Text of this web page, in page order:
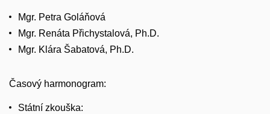
Mgr. Petra Goláňová
Mgr. Renáta Přichystalová, Ph.D.
Mgr. Klára Šabatová, Ph.D.
Časový harmonogram:
Státní zkouška: